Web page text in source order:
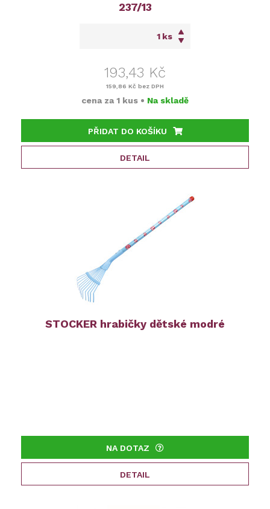
237/13
ks
193,43 Kč
159,86 Kč bez DPH
cena za 1 kus • Na skladě
PŘIDAT DO KOŠÍKU
DETAIL
STOCKER hrabičky dětské modré
NA DOTAZ
DETAIL